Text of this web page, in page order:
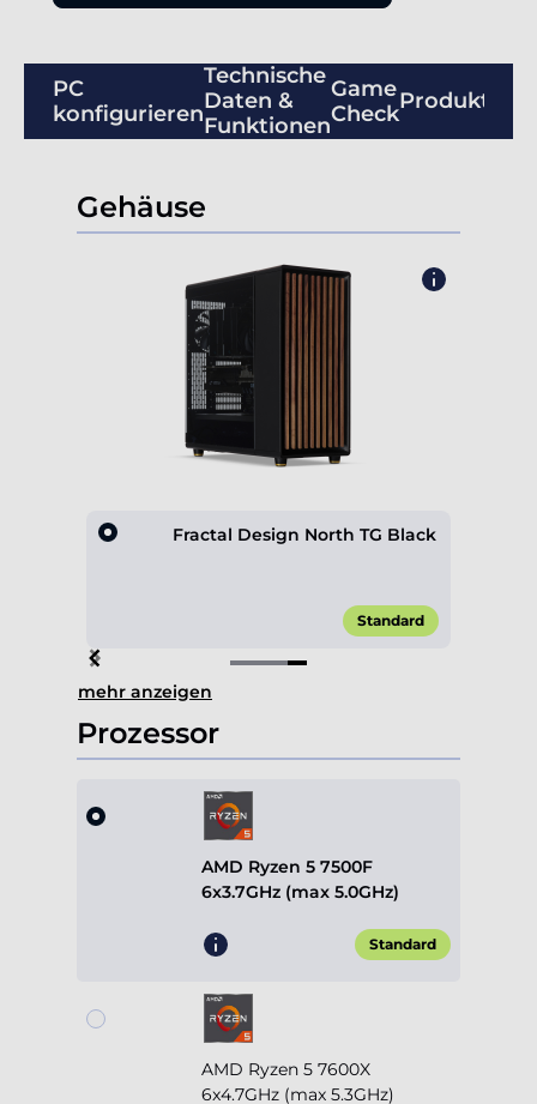
PC
konfigurieren
Technische
Daten &
Funktionen
Game
Check
Gehäuse
Fractal Design North TG Black
Standard
Item
4
of
4
mehr anzeigen
Prozessor
AMD Ryzen 5 7500F
6x3.7GHz (max 5.0GHz)
Standard
AMD Ryzen 5 7600X
6x4.7GHz (max 5.3GHz)